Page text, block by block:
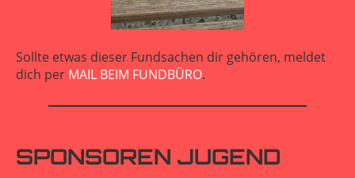
Sollte etwas dieser Fundsachen dir gehören, meldet
dich per MAIL BEIM FUNDBÜRO.
SPONSOREN JUGEND